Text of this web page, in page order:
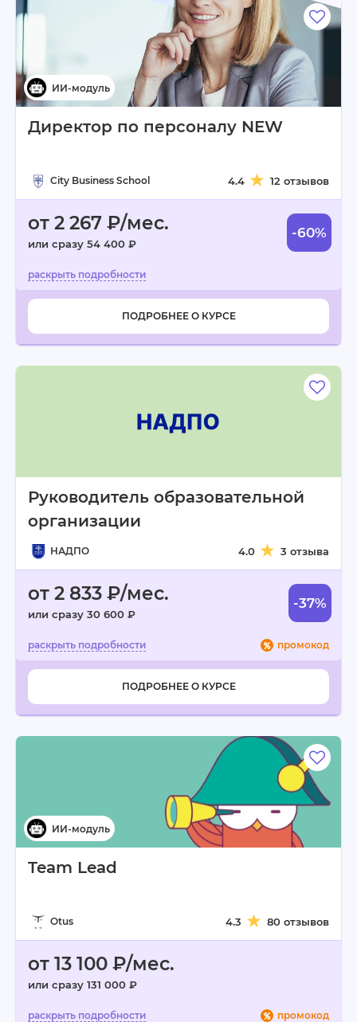
Директор по персоналу NEW
City Business School 4.4 12 отзывов
от 2 267 ₽/мес.
или сразу 54 400 ₽
-60%
ПОДРОБНЕЕ О КУРСЕ
Руководитель образовательной
организации
НАДПО 4.0 3 отзыва
от 2 833 ₽/мес.
или сразу 30 600 ₽
-37%
промокод
ПОДРОБНЕЕ О КУРСЕ
Team Lead
Otus 4.3 80 отзывов
от 13 100 ₽/мес.
или сразу 131 000 ₽
промокод